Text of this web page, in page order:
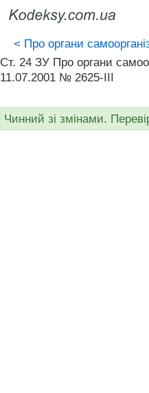
< Про органи
Ст. 24 ЗУ Про органи
11.07.2001 № 2625-III
Чинний зі змінами.